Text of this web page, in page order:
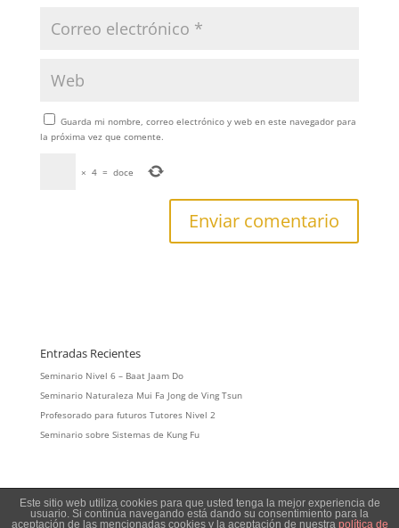
Guarda mi nombre, correo electrónico y web en este navegador para
la próxima vez que comente.
× 4 = doce
Entradas Recientes
Seminario Nivel 6 – Baat Jaam Do
Seminario Naturaleza Mui Fa Jong de Ving Tsun
Profesorado para futuros Tutores Nivel 2
Seminario sobre Sistemas de Kung Fu
Este sitio web utiliza cookies para que usted tenga la mejor experiencia de
usuario. Si continúa navegando está dando su consentimiento para la
aceptación de las mencionadas cookies y la aceptación de nuestra política de